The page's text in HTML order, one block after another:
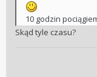
10 godzin
Skąd tyle czasu?